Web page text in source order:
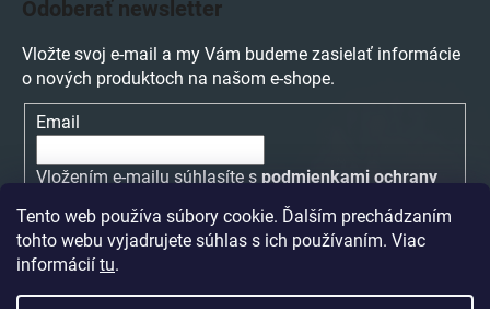
Tento web používa súbory cookie. Ďalším prechádzaním
tohto webu vyjadrujete súhlas s ich používaním. Viac
informácií tu.
Odoberať newsletter
Vložte svoj e-mail a my Vám budeme zasielať informácie
o nových produktoch na našom e-shope.
Email
Vložením e-mailu súhlasíte s podmienkami ochrany
PRIHLÁSIŤ SA